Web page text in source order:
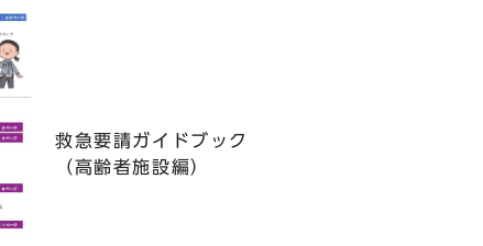
救急要請ガイドブック
（高齢者施設編）